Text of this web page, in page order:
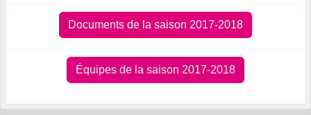
Documents de la saison 2017-2018
Équipes de la saison 2017-2018